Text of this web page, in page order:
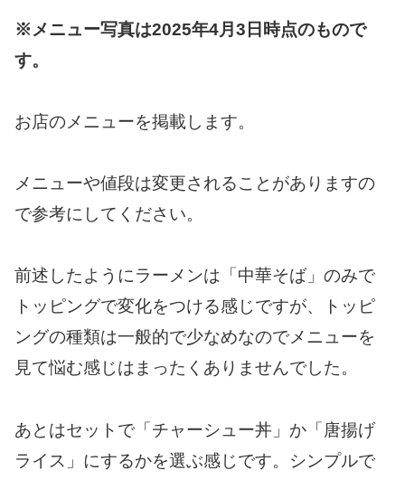
※メニュー写真は2025年4月3日時点のもので
す。
お店のメニューを掲載します。
メニューや値段は変更されることがありますの
で参考にしてください。
前述したようにラーメンは「中華そば」のみで
トッピングで変化をつける感じですが、トッピ
ングの種類は一般的で少なめなのでメニューを
見て悩む感じはまったくありませんでした。
あとはセットで「チャーシュー丼」か「唐揚げ
ライス」にするかを選ぶ感じです。シンプルで